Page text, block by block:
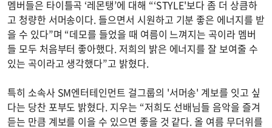
멤버들은 타이틀곡 ‘레몬탱’에 대해 “‘STYLE'보다 좀 더 상큼하
고 청량한 서머송이다. 들으면서 시원하고 기분 좋은 에너지를 받
을 수 있다”며 “데모를 들었을 때 여름이 느껴지는 곡이라 멤버
들 모두 처음부터 좋아했다. 저희의 밝은 에너지를 잘 보여줄 수
있는 곡이라고 생각했다”고 밝혔다.
특히 소속사 SM엔터테인먼트 걸그룹의 '서머송' 계보를 잇고 싶
다는 당찬 포부도 밝혔다. 지우는 “저희도 선배님들 음악을 즐겨
듣는 만큼 계보를 이을 수 있으면 좋을 것 같다. 올 여름 무더위를